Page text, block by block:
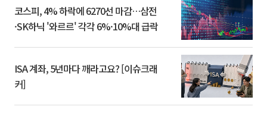
코스피, 4% 하락에 6270선 마감…삼전
·SK하닉 '와르르' 각각 6%·10%대 급락
ISA 계좌, 5년마다 깨라고요? [이슈크래
커]